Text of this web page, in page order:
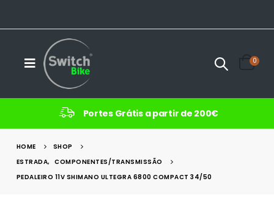
0
Portes Grátis a partir de 200€
HOME
SHOP
ESTRADA,
COMPONENTES/TRANSMISSÃO
PEDALEIRO 11V SHIMANO ULTEGRA 6800 COMPACT 34/50